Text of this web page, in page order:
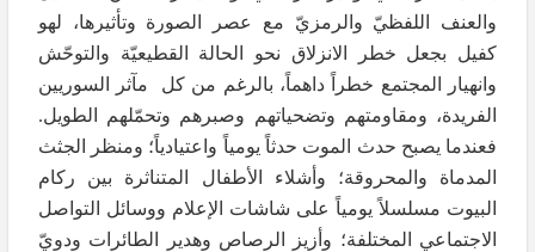
والعنف اللفظيّ والرمزيّ مع عصر الصورة وتأثيرها، لهو
كفيل بجعل خطر الانزلاق نحو الحالة القطيعيّة والتوحّش
وانهيار المجتمع خطراً داهماً، بالرغم من كل مآثر السوريين
الفريدة، ومقاومتهم وتضحياتهم وصبرهم وتحمّلهم الطويل.
فعندما يصبح حدث الموت حدثاً يومياً واعتيادياً؛ ومنظر الجثث
المدماة والمحروقة؛ وأشلاء الأطفال المتناثرة بين ركام
البيوت مسلسلاً يومياً على شاشات الإعلام ووسائل التواصل
الاجتماعي المختلفة؛ وأزيز الرصاص وهدير الطائرات ودويّ